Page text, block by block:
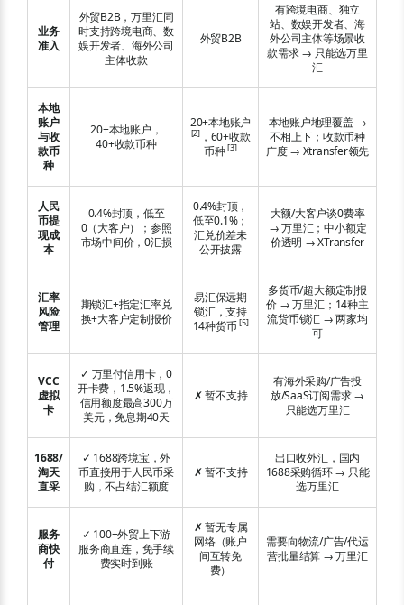
业务
准入
外贸B2B，万里汇同
时支持跨境电商、数
娱开发者、海外公司
主体收款
外贸B2B
有跨境电商、独立
站、数娱开发者、海
外公司主体等场景收
款需求 → 只能选万里
汇
本地
账户
与收
款币
种
20+本地账户，
40+收款币种
20+本地账户
[2]，60+收款
币种[3]
本地账户地理覆盖 →
不相上下；收款币种
广度 → Xtransfer领先
人民
币提
现成
本
0.4%封顶，低至
0（大客户）；参照
市场中间价，0汇损
0.4%封顶，
低至0.1%；
汇兑价差未
公开披露
大额/大客户谈0费率
→ 万里汇；中小额定
价透明 → XTransfer
汇率
风险
管理
期锁汇+指定汇率兑
换+大客户定制报价
易汇保远期
锁汇，支持
14种货币[5]
多货币/超大额定制报
价 → 万里汇；14种主
流货币锁汇 → 两家均
可
VCC
虚拟
卡
✓ 万里付信用卡，0
开卡费，1.5%返现，
信用额度最高300万
美元，免息期40天
✗ 暂不支持
有海外采购/广告投
放/SaaS订阅需求 →
只能选万里汇
1688/
淘天
直采
✓ 1688跨境宝，外
币直接用于人民币采
购，不占结汇额度
✗ 暂不支持
出口收外汇，国内
1688采购循环 → 只能
选万里汇
服务
商快
付
✓ 100+外贸上下游
服务商直连，免手续
费实时到账
✗ 暂无专属
网络（账户
间互转免
费）
需要向物流/广告/代运
营批量结算 → 万里汇